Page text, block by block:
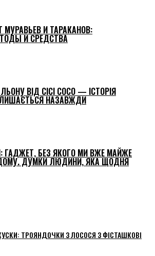
И ТАРАКАНОВ:
И СРЕДСТВА
ВІД CICI COCO — ІСТОРІЯ
НАЗАВЖДИ
ГАДЖЕТ, БЕЗ ЯКОГО МИ ВЖЕ МАЙЖЕ
ДУМКИ ЛЮДИНИ, ЯКА ЩОДНЯ
ТРОЯНДОЧКИ З ЛОСОСЯ З ФІСТАШКОВІ